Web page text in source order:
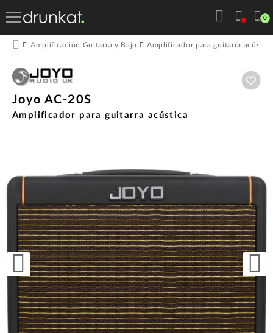
0
Amplificación Guitarra y Bajo Amplificador para guitarra
Joyo AC-20S
Amplificador para guitarra acústica